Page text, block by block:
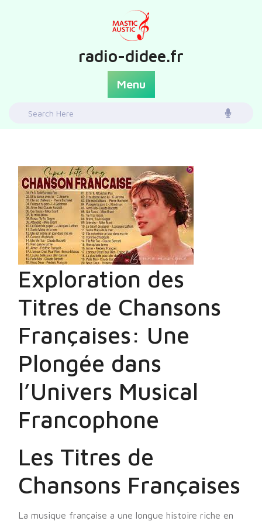
radio-didee.fr
Menu
Search
Exploration des
Titres de Chansons
Françaises: Une
Plongée dans
l’Univers Musical
Francophone
Les Titres de
Chansons Françaises
La musique française a une longue histoire riche en